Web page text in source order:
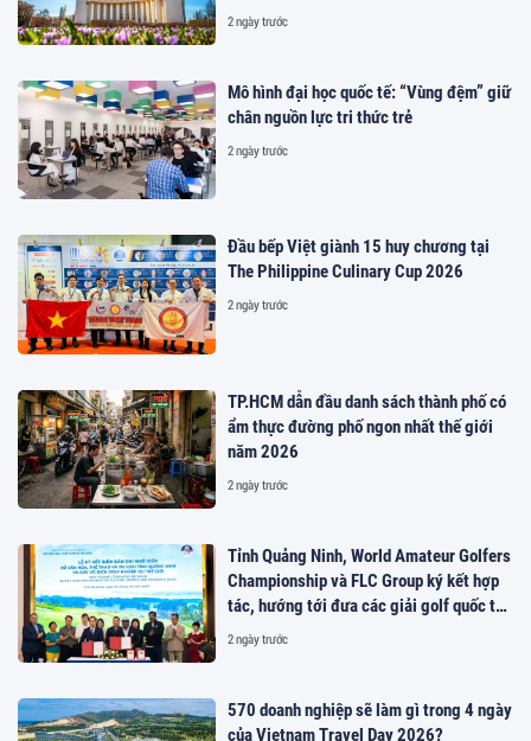
2 ngày trước
Mô hình đại học quốc tế: “Vùng đệm” giữ
chân nguồn lực tri thức trẻ
2 ngày trước
Đầu bếp Việt giành 15 huy chương tại
The Philippine Culinary Cup 2026
2 ngày trước
TP.HCM dẫn đầu danh sách thành phố có
ẩm thực đường phố ngon nhất thế giới
năm 2026
2 ngày trước
Tỉnh Quảng Ninh, World Amateur Golfers
Championship và FLC Group ký kết hợp
tác, hướng tới đưa các giải golf quốc tế
đến Việt Nam
2 ngày trước
570 doanh nghiệp sẽ làm gì trong 4 ngày
của Vietnam Travel Day 2026?